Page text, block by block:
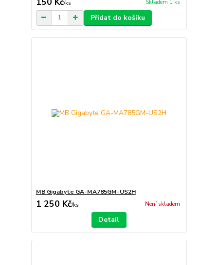
/ks Skladem 1 ks
Přidat do košíku
MB Gigabyte GA-MA785GM-US2H
1 250 Kč/ks Není skladem
Detail